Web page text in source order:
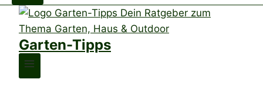
Garten-Tipps